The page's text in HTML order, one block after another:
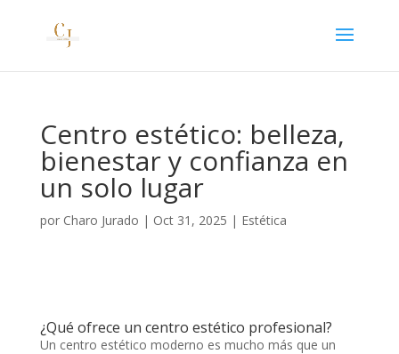
Centro estético: belleza,
bienestar y confianza en
un solo lugar
por Charo Jurado | Oct 31, 2025 | Estética
¿Qué ofrece un centro estético profesional?
Un centro estético moderno es mucho más que un